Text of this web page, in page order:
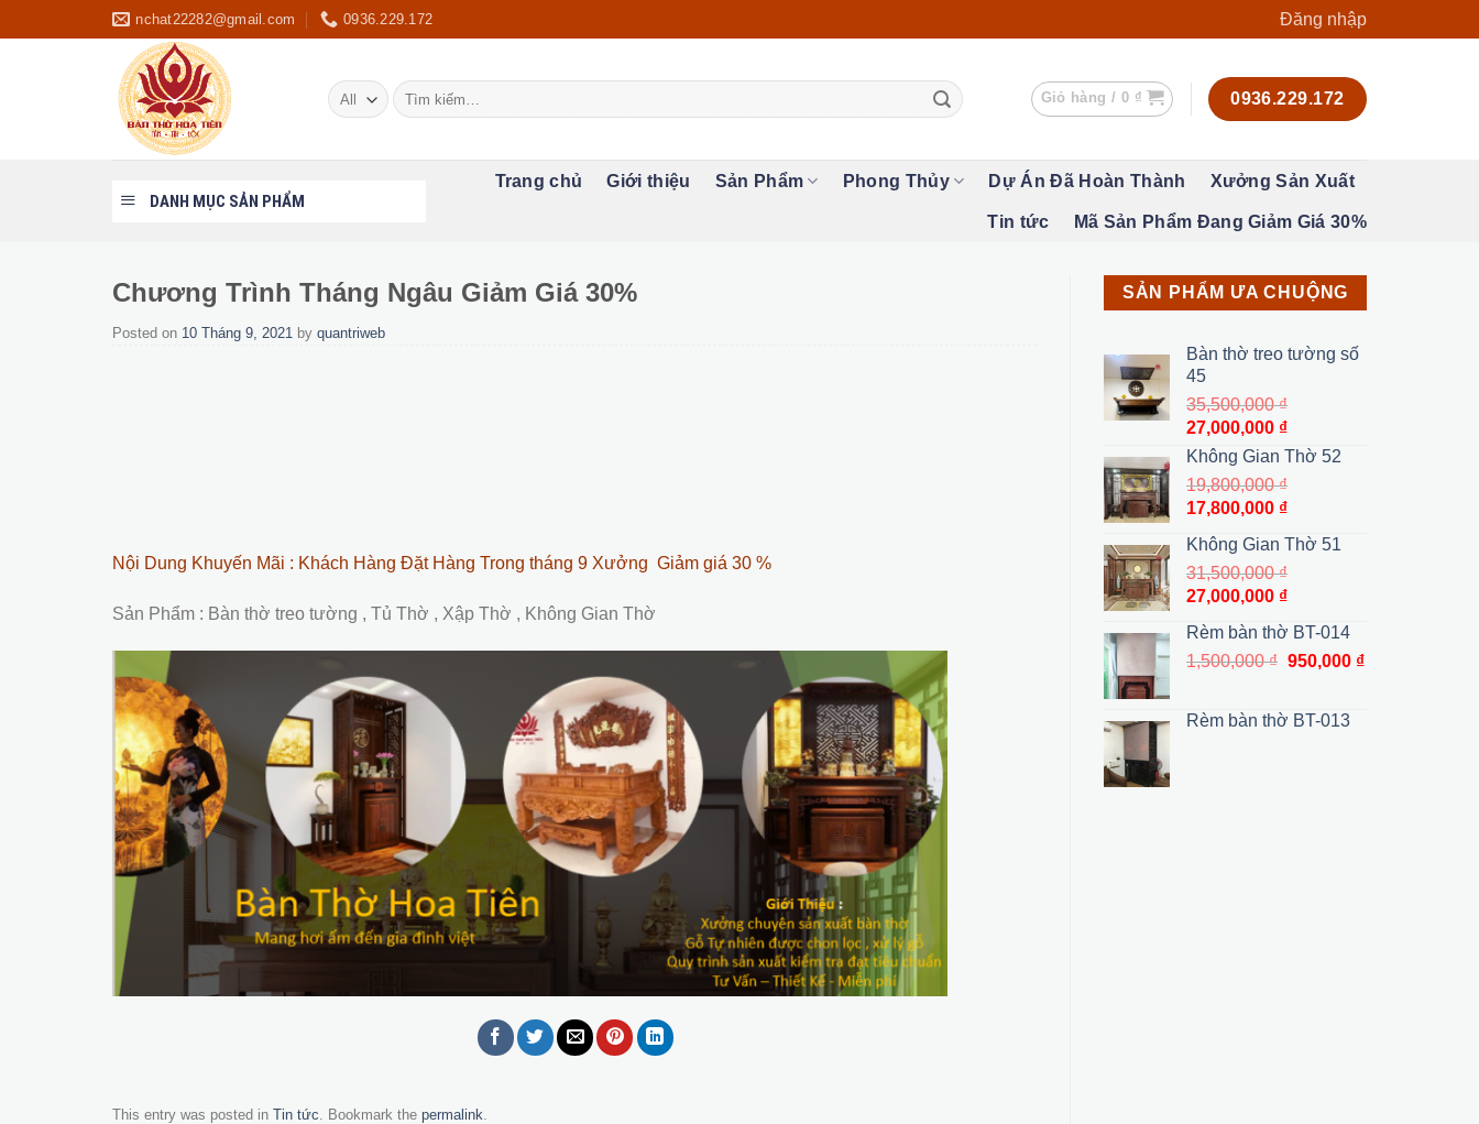
to
nchat22282@gmail.com 0936.229.172 Đăng nhập
Tìm
kiếm:
Giỏ hàng / 0 ₫ 0936.229.172
DANH MỤC SẢN PHẨM
Trang chủ Giới thiệu Sản Phẩm Phong Thủy Dự Án Đã Hoàn Thành Xưởng Sản Xuất
Tin tức Mã Sản Phẩm Đang Giảm Giá 30%
Chương Trình Tháng Ngâu Giảm Giá 30%
Posted on 10 Tháng 9, 2021 by quantriweb
Nội Dung Khuyến Mãi : Khách Hàng Đặt Hàng Trong tháng 9 Xưởng Giảm giá 30 %
Sản Phẩm : Bàn thờ treo tường , Tủ Thờ , Xập Thờ , Không Gian Thờ
This entry was posted in Tin tức . Bookmark the permalink
SẢN PHẨM ƯA CHUỘNG
Bàn thờ treo tường số
45
35,500,000₫
Giá
gốc
35,500,000 ₫.
27,000,000 ₫Giá
hiện
27,000,000 ₫.
Không Gian Thờ 52
19,800,000₫
Giá
là:
19,800,000 ₫.
17,800,000 ₫Giá
tại
là:
17,800,000 ₫.
Không Gian Thờ 51
31,500,000₫
Giá
là:
31,500,000 ₫.
27,000,000 ₫Giá
tại
là:
Rèm bàn thờ BT-014
1,500,000₫ Giá
1,500,000 ₫.
950,000 ₫Giá
Rèm bàn thờ BT-013